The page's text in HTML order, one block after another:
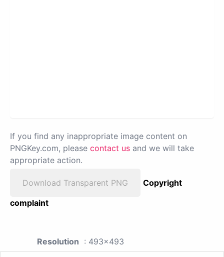
If you find any inappropriate image content on
PNGKey.com, please contact us and we will take
appropriate action.
Download Transparent PNG
Copyright
complaint
Resolution : 493x493